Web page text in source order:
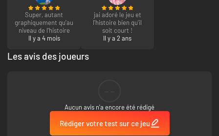
Super, autant
graphiquement qu’au
niveau de l’histoire
Il y a 4 mois
jai adoré le jeu et
l'histoire bien qu'il
soit court !
Il y a 2 ans
Les avis des joueurs
Aucun avis n'a encore été rédigé
Rédiger votre test sur ce jeu